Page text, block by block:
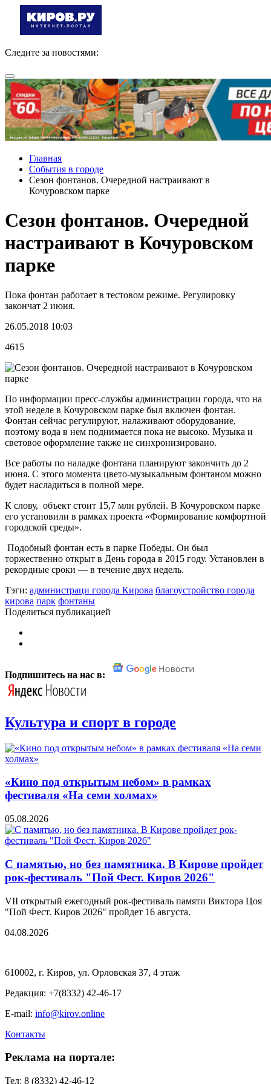
Следите за новостями:
Главная
События в городе
Сезон фонтанов. Очередной настраивают в
Кочуровском парке
Сезон фонтанов. Очередной
настраивают в Кочуровском
парке
Пока фонтан работает в тестовом режиме. Регулировку
закончат 2 июня.
26.05.2018 10:03
4615
По информации пресс-службы администрации города, что на
этой неделе в Кочуровском парке был включен фонтан.
Фонтан сейчас регулируют, налаживают оборудование,
поэтому вода в нем поднимается пока не высоко. Музыка и
световое оформление также не синхронизировано.
Все работы по наладке фонтана планируют закончить до 2
июня. С этого момента цвето-музыкальным фонтаном можно
будет насладиться в полной мере.
К слову, объект стоит 15,7 млн рублей. В Кочуровском парке
его установили в рамках проекта «Формирование комфортной
городской среды».
Подобный фонтан есть в парке Победы. Он был
торжественно открыт в День города в 2015 году. Установлен в
рекордные сроки — в течение двух недель.
Тэги: администраци города Кирова благоустройство города
кирова парк фонтаны
Поделиться публикацией
Подпишитесь на нас в:
Культура и спорт в городе
«Кино под открытым небом» в рамках
фестиваля «На семи холмах»
05.08.2026
С памятью, но без памятника. В Кирове пройдет
рок-фестиваль "Пой Фест. Киров 2026"
VII открытый ежегодный рок-фестиваль памяти Виктора Цоя
"Пой Фест. Киров 2026" пройдет 16 августа.
04.08.2026
610002, г. Киров, ул. Орловская 37, 4 этаж
Редакция: +7(8332) 42-46-17
E-mail: info@kirov.online
Контакты
Реклама на портале:
Тел: 8 (8332) 42-46-12